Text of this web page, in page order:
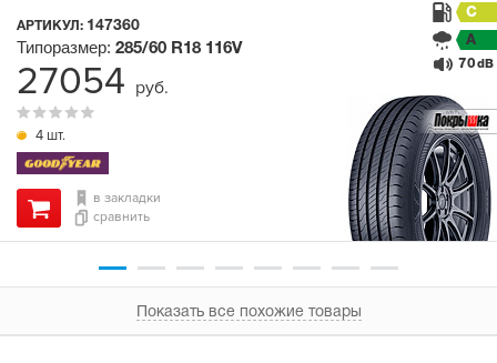
АРТИКУЛ: 147360
4 шт.
Типоразмер: 285/60 R18 116V
C
A
70 dB
в закладки
сравнить
27054 руб.
Показать все похожие товары